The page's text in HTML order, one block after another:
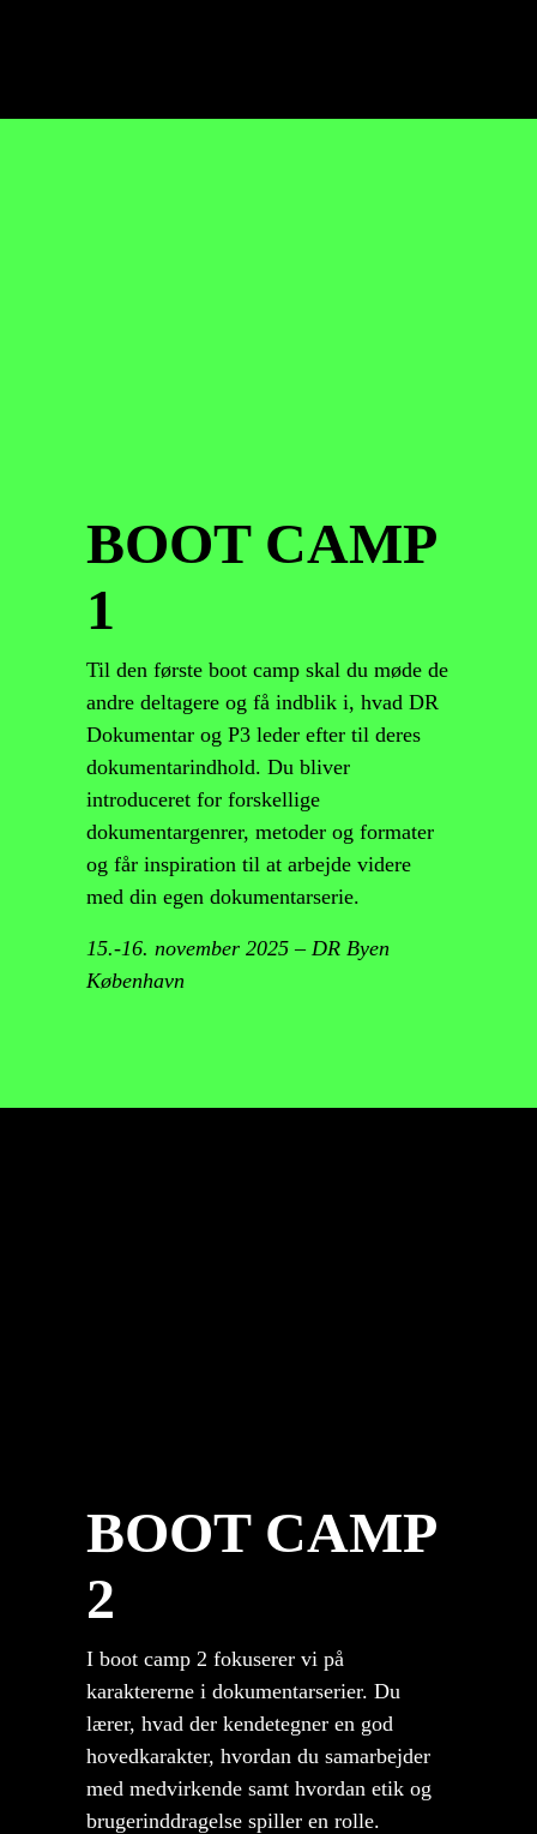
BOOT CAMP
1
Til den første boot camp skal du møde de
andre deltagere og få indblik i, hvad DR
Dokumentar og P3 leder efter til deres
dokumentarindhold. Du bliver
introduceret for forskellige
dokumentargenrer, metoder og formater
og får inspiration til at arbejde videre
med din egen dokumentarserie.
15.-16. november 2025 – DR Byen
København
BOOT CAMP
2
I boot camp 2 fokuserer vi på
karaktererne i dokumentarserier. Du
lærer, hvad der kendetegner en god
hovedkarakter, hvordan du samarbejder
med medvirkende samt hvordan etik og
brugerinddragelse spiller en rolle.